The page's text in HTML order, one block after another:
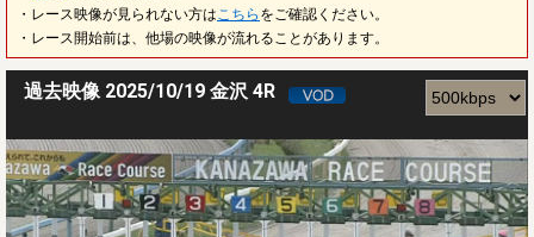
・レース映像が見られない方は こちら をご確認ください。
・レース開始前は、他場の映像が流れることがあります。
過去映像 2025/10/19 金沢 4R